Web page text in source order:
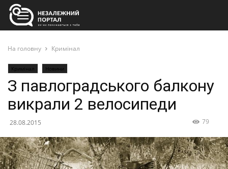
На головну Кримінал
Кримінал Новини
З павлоградського балкону
викрали 2 велосипеди
28.08.2015 79